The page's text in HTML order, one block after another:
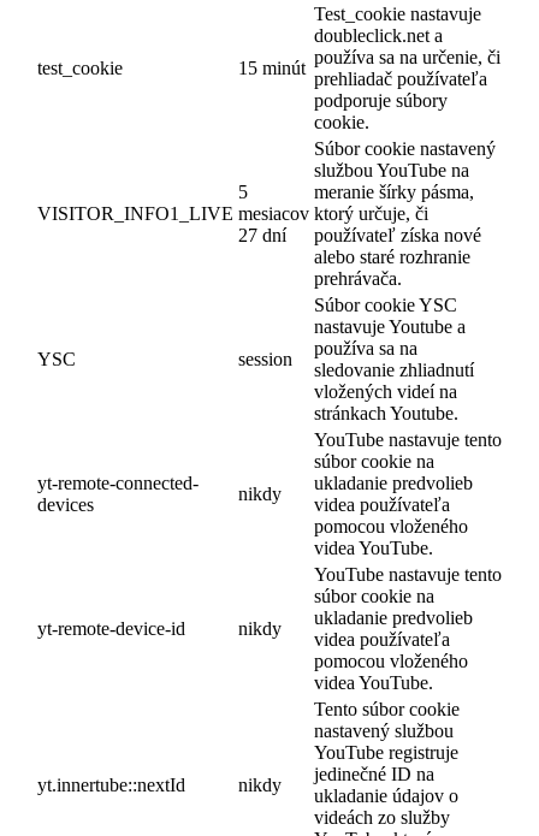
test_cookie 15 minút
Test_cookie nastavuje
doubleclick.net a
používa sa na určenie, či
prehliadač používateľa
podporuje súbory
cookie.
VISITOR_INFO1_LIVE
5
mesiacov
27 dní
Súbor cookie nastavený
službou YouTube na
meranie šírky pásma,
ktorý určuje, či
používateľ získa nové
alebo staré rozhranie
prehrávača.
YSC session
Súbor cookie YSC
nastavuje Youtube a
používa sa na
sledovanie zhliadnutí
vložených videí na
stránkach Youtube.
yt-remote-connected-
devices
nikdy
YouTube nastavuje tento
súbor cookie na
ukladanie predvolieb
videa používateľa
pomocou vloženého
videa YouTube.
yt-remote-device-id nikdy
YouTube nastavuje tento
súbor cookie na
ukladanie predvolieb
videa používateľa
pomocou vloženého
videa YouTube.
yt.innertube::nextId nikdy
Tento súbor cookie
nastavený službou
YouTube registruje
jedinečné ID na
ukladanie údajov o
videách zo služby